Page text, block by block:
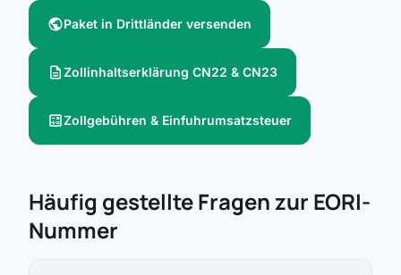
publicPaket in Drittländer versenden
descriptionZollinhaltserklärung CN22 & CN23
calculateZollgebühren & Einfuhrumsatzsteuer
Häufig gestellte Fragen zur EORI-
Nummer